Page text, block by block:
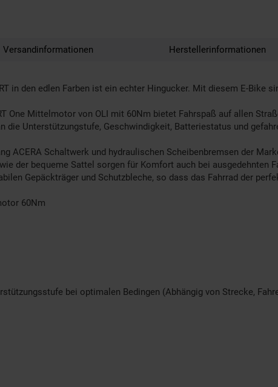
Versandinformationen Herstellerinformationen
in den edlen Farben ist ein echter Hingucker. Mit diesem E-Bike
One Mittelmotor von OLI mit 60Nm bietet Fahrspaß auf allen
die Unterstützungstufe, Geschwindigkeit, Batteriestatus und
ACERA Schaltwerk und hydraulischen Scheibenbremsen der
der bequeme Sattel sorgen für Komfort auch bei ausgedehnten
Gepäckträger und Schutzbleche, so dass das Fahrrad der
60Nm
bei optimalen Bedingen (Abhängig von Strecke,